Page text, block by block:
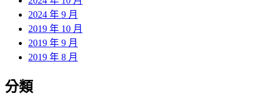
2024 年 9 月
2019 年 10 月
2019 年 9 月
2019 年 8 月
分類